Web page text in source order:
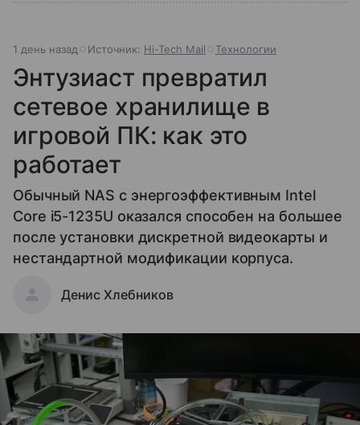
1 день назад Источник: Hi-Tech Mail Технологии
Энтузиаст превратил
сетевое хранилище в
игровой ПК: как это
работает
Обычный NAS с энергоэффективным Intel
Core i5-1235U оказался способен на большее
после установки дискретной видеокарты и
нестандартной модификации корпуса.
Денис Хлебников